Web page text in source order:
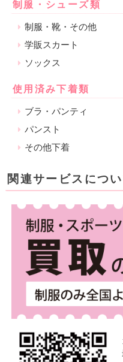
制服・シューズ類
制服・靴・その他
学販スカート
ソックス
使用済み下着類
ブラ・パンティ
パンスト
その他下着
関連サービスにつ